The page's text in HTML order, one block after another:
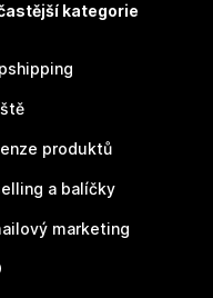
kategorie
produktů
a balíčky
marketing